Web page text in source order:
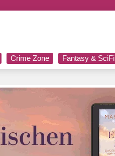
Crime Zone Fantasy & SciFi